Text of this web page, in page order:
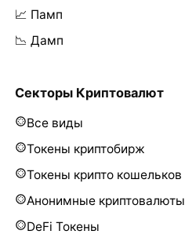
📈 Памп
📉 Дамп
Секторы Криптовалют
Все виды
Токены криптобирж
Токены крипто кошельков
Анонимные криптовалюты
DeFi Токены